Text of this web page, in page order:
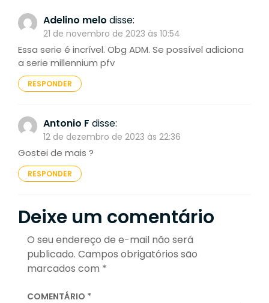
Adelino melo disse:
21 de novembro de 2023 às 10:54
Essa serie é incrível. Obg ADM. Se possível adiciona
a serie millennium pfv
RESPONDER
Antonio F disse:
12 de dezembro de 2023 às 22:36
Gostei de mais ?
RESPONDER
Deixe um comentário
O seu endereço de e-mail não será
publicado. Campos obrigatórios são
marcados com *
COMENTÁRIO *